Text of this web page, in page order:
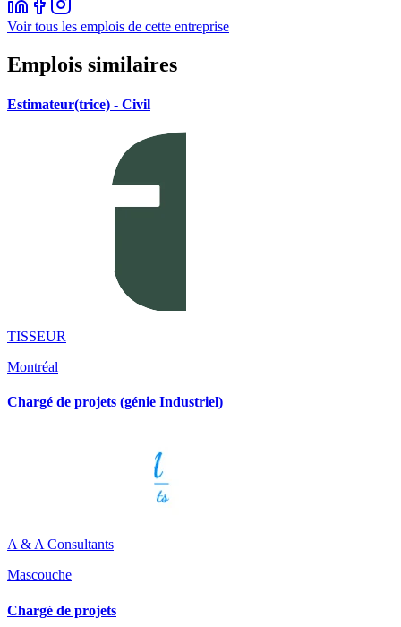
Voir tous les emplois de cette entreprise
Emplois similaires
Estimateur(trice) - Civil
TISSEUR
Montréal
Chargé de projets (génie Industriel)
A & A Consultants
Mascouche
Chargé de projets